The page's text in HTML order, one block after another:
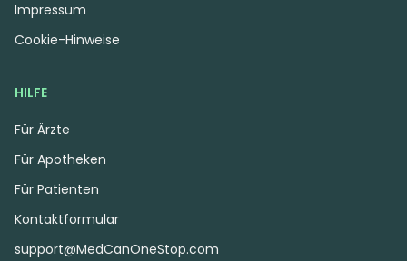
HILFE
Für Ärzte
Für Apotheken
Für Patienten
Kontaktformular
support@MedCanOneStop.com
Impressum
Cookie-Hinweise